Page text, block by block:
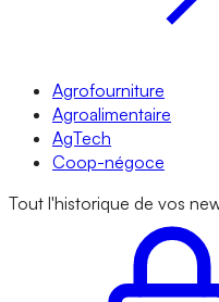
Agrofourniture
Agroalimentaire
AgTech
Coop-négoce
Tout l'historique de vos